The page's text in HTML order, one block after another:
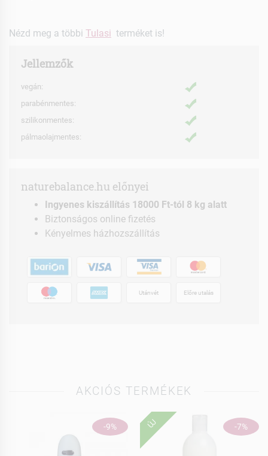
Nézd meg a többi Tulasi terméket is!
Jellemzők
vegán:
parabénmentes:
szilikonmentes:
pálmaolajmentes:
naturebalance.hu előnyei
Ingyenes kiszállítás 18000 Ft-tól 8 kg alatt
Biztonságos online fizetés
Kényelmes házhozszállítás
Utánvét Előre utalás
AKCIÓS TERMÉKEK
-9% -7%
ÚJ